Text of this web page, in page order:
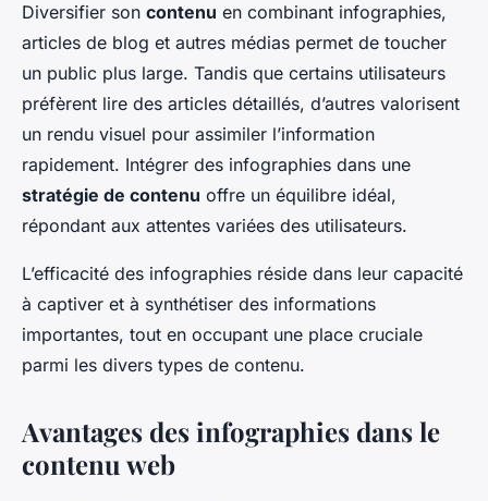
Diversifier son contenu en combinant infographies,
articles de blog et autres médias permet de toucher
un public plus large. Tandis que certains utilisateurs
préfèrent lire des articles détaillés, d’autres valorisent
un rendu visuel pour assimiler l’information
rapidement. Intégrer des infographies dans une
stratégie de contenu offre un équilibre idéal,
répondant aux attentes variées des utilisateurs.
L’efficacité des infographies réside dans leur capacité
à captiver et à synthétiser des informations
importantes, tout en occupant une place cruciale
parmi les divers types de contenu.
Avantages des infographies dans le
contenu web